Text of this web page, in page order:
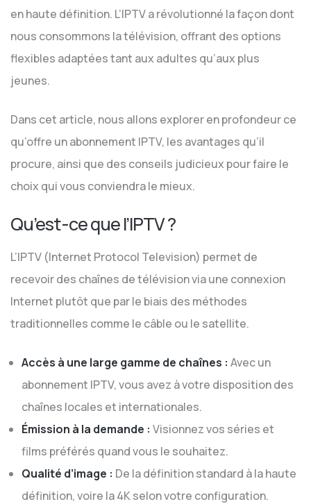
en haute définition. L’IPTV a révolutionné la façon dont
nous consommons la télévision, offrant des options
flexibles adaptées tant aux adultes qu’aux plus
jeunes.
Dans cet article, nous allons explorer en profondeur ce
qu’offre un abonnement IPTV, les avantages qu’il
procure, ainsi que des conseils judicieux pour faire le
choix qui vous conviendra le mieux.
Qu’est-ce que l’IPTV ?
L’IPTV (Internet Protocol Television) permet de
recevoir des chaînes de télévision via une connexion
Internet plutôt que par le biais des méthodes
traditionnelles comme le câble ou le satellite.
Accès à une large gamme de chaînes : Avec un
abonnement IPTV, vous avez à votre disposition des
chaînes locales et internationales.
Émission à la demande : Visionnez vos séries et
films préférés quand vous le souhaitez.
Qualité d’image : De la définition standard à la haute
définition, voire la 4K selon votre configuration.